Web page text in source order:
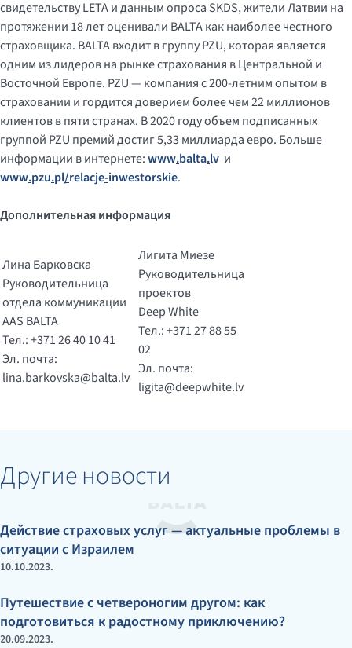
свидетельству LETA и данным опроса SKDS, жители Латвии на
протяжении 18 лет оценивали BALTA как наиболее честного
страховщика. BALTA входит в группу PZU, которая является
одним из лидеров на рынке страхования в Центральной и
Восточной Европе. PZU — компания с 200-летним опытом в
страховании и гордится доверием более чем 22 миллионов
клиентов в пяти странах. В 2020 году объем подписанных
группой PZU премий достиг 5,33 миллиарда евро. Больше
информации в интернете:www.balta.lv и
www.pzu.pl/relacje-inwestorskie.
Дополнительная информация
Лина Барковска
Руководительница
отдела коммуникации
AAS BALTA
Тел.: +371 26 40 10 41
Эл. почта:
lina.barkovska@balta.lv
Лигита Миезе
Руководительница
проектов
Deep White
Тел.: +371 27 88 55
02
Эл. почта:
ligita@deepwhite.lv
Другие новости
Действие страховых услуг — актуальные проблемы в
ситуации с Израилем
10.10.2023.
Путешествие с четвероногим другом: как
подготовиться к радостному приключению?
20.09.2023.